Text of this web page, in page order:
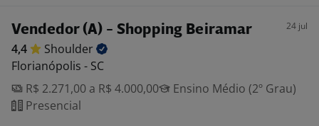
Vendedor (A) - Shopping Beiramar 24 jul
4,4
Shoulder
Florianópolis - SC
R$ 2.271,00 a R$ 4.000,00
Ensino Médio (2º Grau)
Presencial